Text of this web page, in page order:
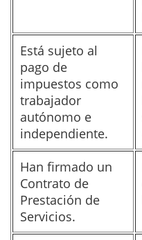
Está sujeto al
pago de
impuestos como
trabajador
autónomo e
independiente.
Han firmado un
Contrato de
Prestación de
Servicios.